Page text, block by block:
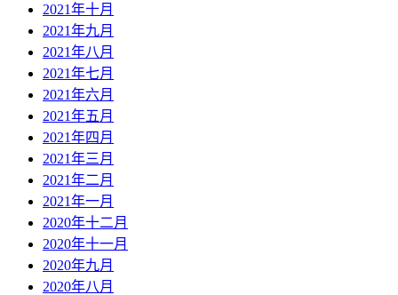
2021年十月
2021年九月
2021年八月
2021年七月
2021年六月
2021年五月
2021年四月
2021年三月
2021年二月
2021年一月
2020年十二月
2020年十一月
2020年九月
2020年八月